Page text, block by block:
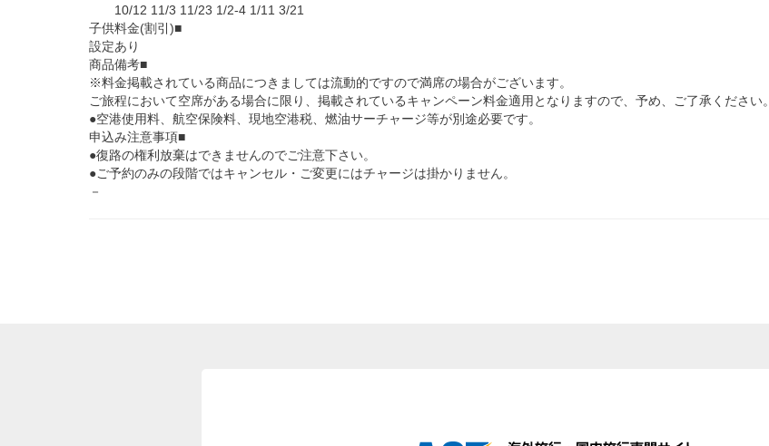
10/12 11/3 11/23 1/2-4 1/11 3/21
子供料金(割引)■
設定あり
商品備考■
※料金掲載されている商品につきましては流動的ですので満席の場合がございます。
ご旅程において空席がある場合に限り、掲載されているキャンペーン料金適用となりますので、予め、ご了承ください。
●空港使用料、航空保険料、現地空港税、燃油サーチャージ等が別途必要です。
申込み注意事項■
●復路の権利放棄はできませんのでご注意下さい。
●ご予約のみの段階ではキャンセル・ご変更にはチャージは掛かりません。
－